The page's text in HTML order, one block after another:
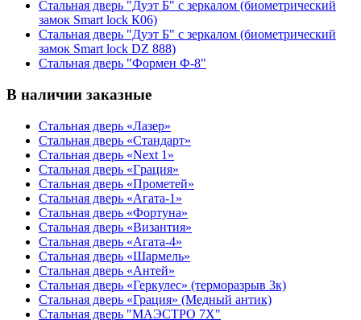
Стальная дверь "Дуэт Б" с зеркалом (биометрический
замок Smart lock К06)
Стальная дверь "Дуэт Б" с зеркалом (биометрический
замок Smart lock DZ 888)
Стальная дверь "Формен Ф-8"
В наличии заказные
Стальная дверь «Лазер»
Стальная дверь «Стандарт»
Стальная дверь «Next 1»
Стальная дверь «Гpация»
Стальная дверь «Прометей»
Стальная дверь «Агата-1»
Стальная дверь «Фортуна»
Стальная дверь «Византия»
Стальная дверь «Агата-4»
Стальная дверь «Шармель»
Стальная дверь «Антей»
Стальная дверь «Геркулес» (терморазрыв 3к)
Стальная дверь «Грация» (Медный антик)
Стальная дверь "МАЭСТРО 7Х"